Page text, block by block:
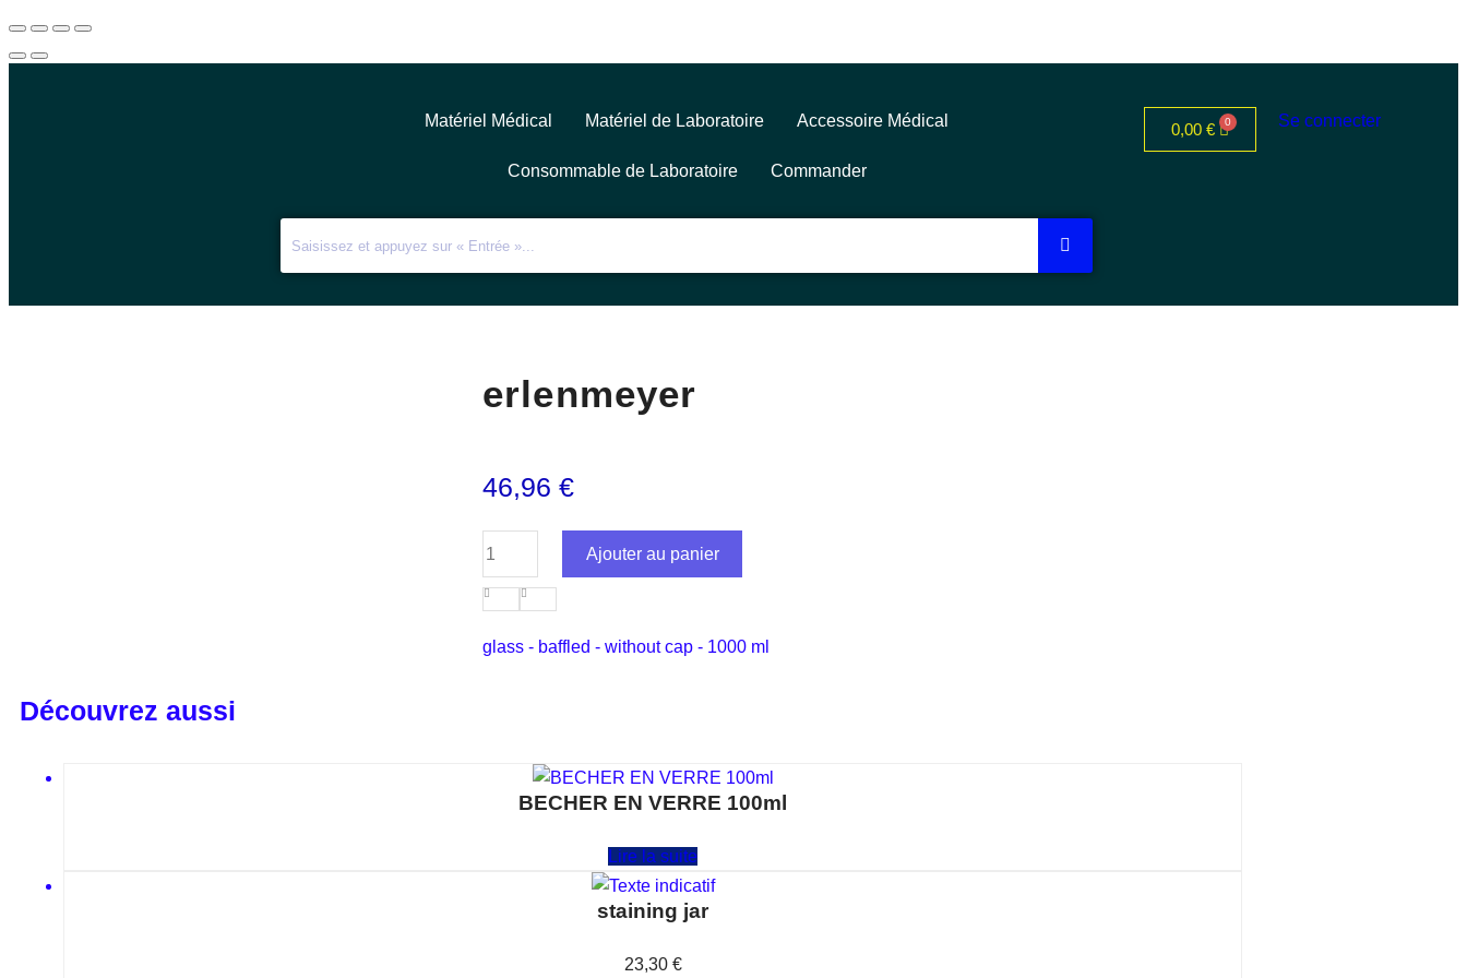
Matériel Médical Matériel de Laboratoire Accessoire Médical
Consommable de Laboratoire Commander
0,00 € Se connecter
erlenmeyer
46,96€
Ajouter au panier
glass - baffled - without cap - 1000 ml
Découvrez aussi
BECHER EN VERRE 100ml
Lire la suite
staining jar
23,30 €